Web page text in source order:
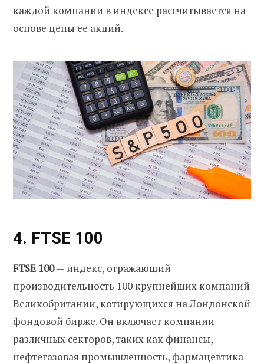
каждой компании в индексе рассчитывается на
основе цены ее акций.
4. FTSE 100
FTSE 100— индекс, отражающий
производительность 100 крупнейших компаний
Великобритании, котирующихся на Лондонской
фондовой бирже. Он включает компании
различных секторов, таких как финансы,
нефтегазовая промышленность, фармацевтика